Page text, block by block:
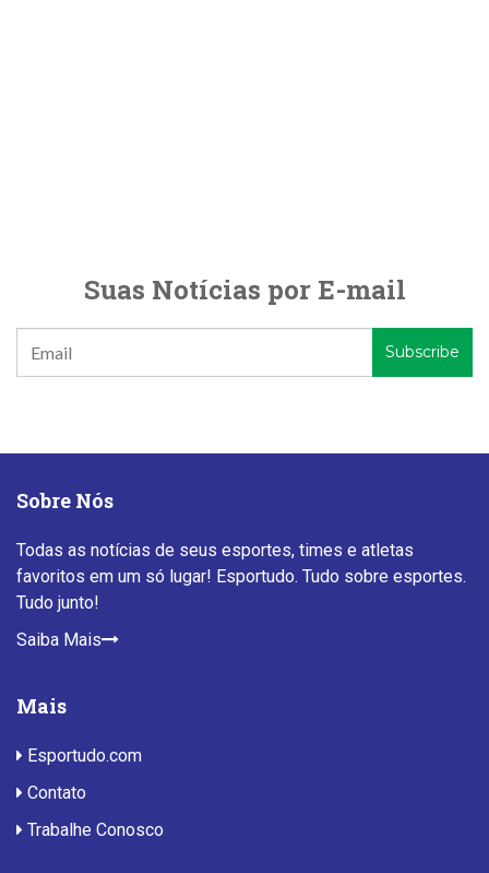
Suas Notícias por E-mail
Sobre Nós
Todas as notícias de seus esportes, times e atletas
favoritos em um só lugar! Esportudo. Tudo sobre esportes.
Tudo junto!
Saiba Mais
Mais
Esportudo.com
Contato
Trabalhe Conosco